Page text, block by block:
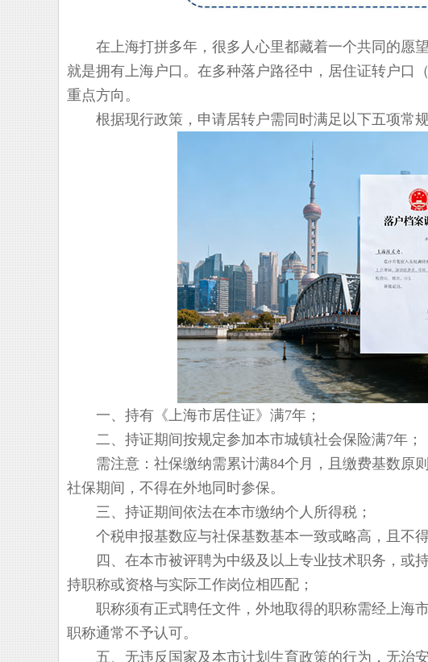
在上海打拼多年，很多人心里都藏着一个共同的愿望
就是拥有上海户口。在多种落户路径中，居住证转户口
重点方向。
根据现行政策，申请居转户需同时满足以下五项常规
一、持有《上海市居住证》满7年；
二、持证期间按规定参加本市城镇社会保险满7年；
需注意：社保缴纳需累计满84个月，且缴费基数原
社保期间，不得在外地同时参保。
三、持证期间依法在本市缴纳个人所得税；
个税申报基数应与社保基数基本一致或略高，且不得
四、在本市被评聘为中级及以上专业技术职务，或
持职称或资格与实际工作岗位相匹配；
职称须有正式聘任文件，外地取得的职称需经上海
职称通常不予认可。
五、无违反国家及本市计划生育政策的行为，无治